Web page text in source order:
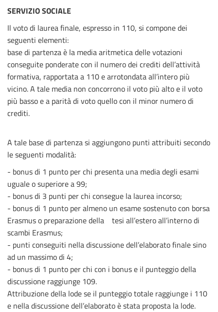
SERVIZIO SOCIALE
Il voto di laurea finale, espresso in 110, si compone dei
seguenti elementi:
base di partenza è la media aritmetica delle votazioni
conseguite ponderate con il numero dei crediti dell’attività
formativa, rapportata a 110 e arrotondata all’intero più
vicino. A tale media non concorrono il voto più alto e il voto
più basso e a parità di voto quello con il minor numero di
crediti.
A tale base di partenza si aggiungono punti attribuiti secondo
le seguenti modalità:
- bonus di 1 punto per chi presenta una media degli esami
uguale o superiore a 99;
- bonus di 3 punti per chi consegue la laurea incorso;
- bonus di 1 punto per almeno un esame sostenuto con borsa
Erasmus o preparazione della tesi all’estero all’interno di
scambi Erasmus;
- punti conseguiti nella discussione dell’elaborato finale sino
ad un massimo di 4;
- bonus di 1 punto per chi con i bonus e il punteggio della
discussione raggiunge 109.
Attribuzione della lode se il punteggio totale raggiunge i 110
e nella discussione dell’elaborato è stata proposta la lode.